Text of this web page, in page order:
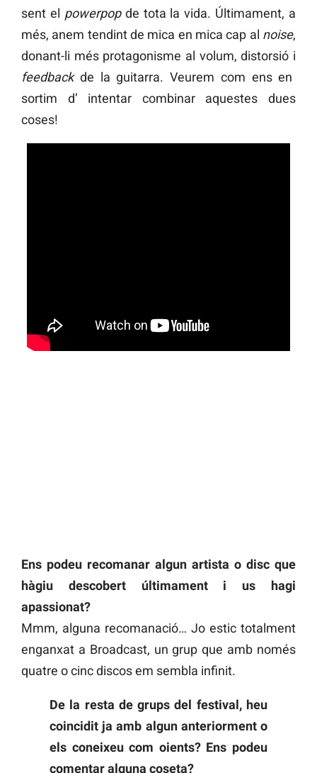
sent el powerpopde tota la vida. Últimament, a
més, anem tendint de mica en mica cap al noise,
donant-li més protagonisme al volum, distorsió i
feedbackde la guitarra. Veurem com ens en
sortim d’ intentar combinar aquestes dues
coses!
Ens podeu recomanar algun artista o disc que
hàgiu descobert últimament i us hagi
apassionat?
Mmm, alguna recomanació… Jo estic totalment
enganxat a Broadcast, un grup que amb només
quatre o cinc discos em sembla infinit.
De la resta de grups del festival, heu
coincidit ja amb algun anteriorment o
els coneixeu com oients? Ens podeu
comentar alguna coseta?